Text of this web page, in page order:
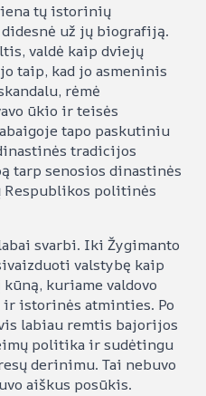
tų istorinių
už jų biografiją.
valdė kaip dviejų
taip, kad jo asmeninis
rėmė
ūkio ir teisės
tapo paskutiniu
tradicijos
tarp senosios dinastinės
Respublikos politinės
svarbi. Iki Žygimanto
valstybę kaip
kuriame valdovo
istorinės atminties. Po
labiau remtis bajorijos
politika ir sudėtingu
derinimu. Tai nebuvo
aiškus posūkis.